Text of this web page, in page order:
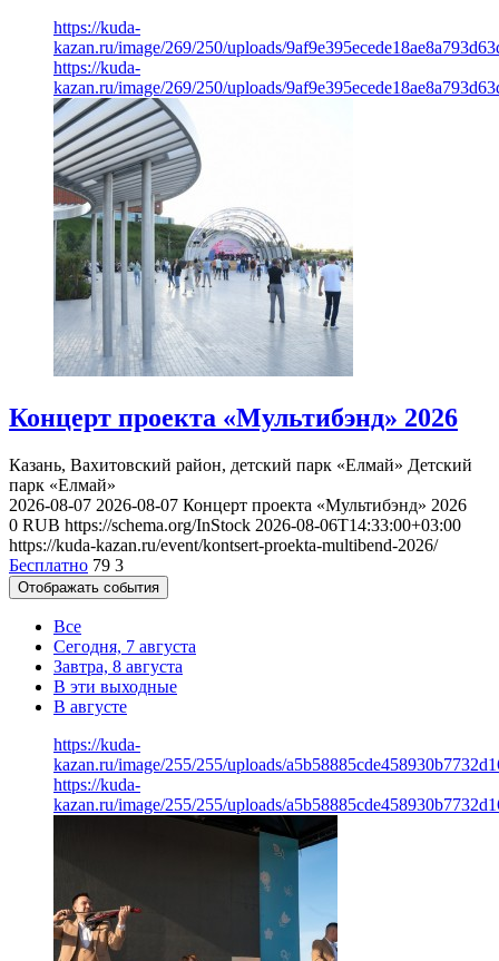
https://kuda-
kazan.ru/image/269/250/uploads/
https://kuda-
kazan.ru/image/269/250/uploads/
Концерт проекта «Мультибэнд» 2026
Казань, Вахитовский район, детский парк «Елмай» Детский
парк «Елмай»
2026-08-07 2026-08-07 Концерт проекта «Мультибэнд» 2026
0 RUB https://schema.org/InStock 2026-08-06T14:33:00+03:00
https://kuda-kazan.ru/event/kontsert-proekta-multibend-2026/
Бесплатно 79 3
Отображать события
Все
Сегодня, 7 августа
Завтра, 8 августа
В эти выходные
В августе
https://kuda-
kazan.ru/image/255/255/uploads/
https://kuda-
kazan.ru/image/255/255/uploads/